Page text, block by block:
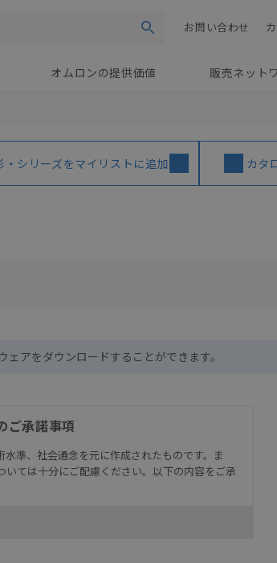
検索お問い合わせ
オムロンの提供価値 販売ネット
・シリーズをマイリストに追加 カタ
アをダウンロードすることができます。
ご承諾事項
準、社会通念を元に作成されたものです。ま
ては十分にご配慮ください。以下の内容をご承
には、システム全体として危険を知らせたり、冗
が全体の中で意図した用途に対して適切に配電・